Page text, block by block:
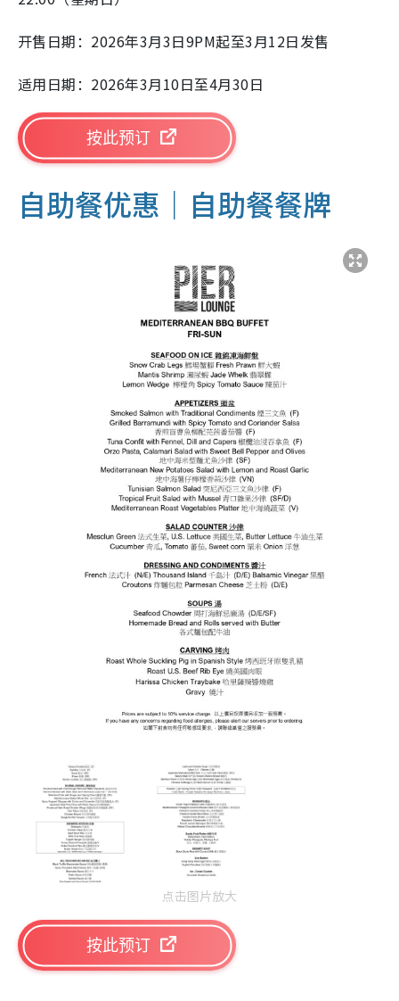
开售日期： 2026年3月3日9PM起至3月12日发售
适用日期： 2026年3月10日至4月30日
按此预订
自助餐优惠｜自助餐餐牌
点击图片放大
按此预订